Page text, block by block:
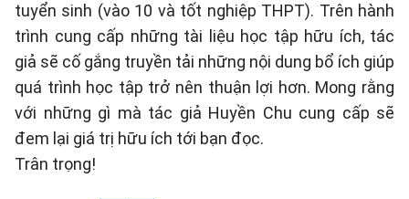
tuyển sinh (vào 10 và tốt nghiệp THPT). Trên hành
trình cung cấp những tài liệu học tập hữu ích, tác
giả sẽ cố gắng truyền tải những nội dung bổ ích giúp
quá trình học tập trở nên thuận lợi hơn. Mong rằng
với những gì mà tác giả Huyền Chu cung cấp sẽ
đem lại giá trị hữu ích tới bạn đọc.
Trân trọng!